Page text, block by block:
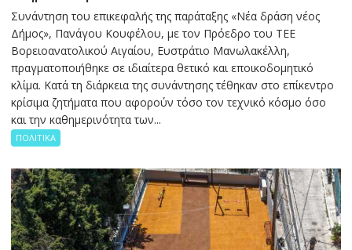
Συνάντηση του επικεφαλής της παράταξης «Νέα δράση νέος
Δήμος», Πανάγου Κουφέλου, με τον Πρόεδρο του ΤΕΕ
Βορειοανατολικού Αιγαίου, Ευστράτιο Μανωλακέλλη,
πραγματοποιήθηκε σε ιδιαίτερα θετικό και εποικοδομητικό
κλίμα. Κατά τη διάρκεια της συνάντησης τέθηκαν στο επίκεντρο
κρίσιμα ζητήματα που αφορούν τόσο τον τεχνικό κόσμο όσο
και την καθημερινότητα των...
ΠΟΛΙΤΙΚΑ